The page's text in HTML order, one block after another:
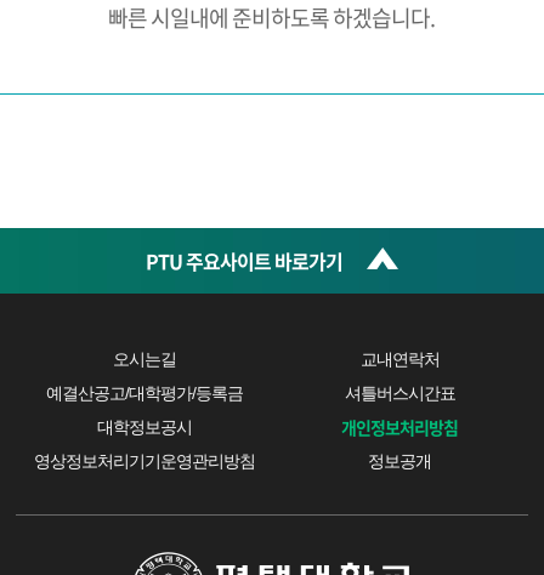
빠른 시일내에 준비하도록 하겠습니다.
PTU 주요사이트 바로가기
오시는길
교내연락처
예결산공고/대학평가/등록금
셔틀버스시간표
대학정보공시
개인정보처리방침
영상정보처리기기운영관리방침 정보공개